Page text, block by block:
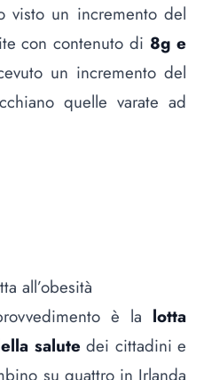
visto un incremento del
con contenuto di 8g e
un incremento del
quelle varate ad
all’obesità
è la lotta
salute dei cittadini e